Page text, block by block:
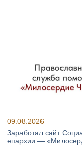
09.08.2026
Заработал сайт
епархии —